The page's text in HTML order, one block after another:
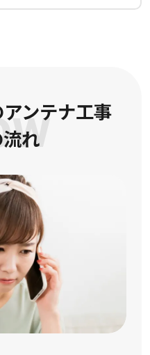
ンテナ工事
れ